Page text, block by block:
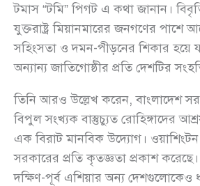
টমাস “টমি” পিগট এ কথা জানান।
যুক্তরাষ্ট্র মিয়ানমারের জনগণের
সহিংসতা ও দমন-পীড়নের শিকার হয়ে
অন্যান্য জাতিগোষ্ঠীর প্রতি দেশটির
তিনি আরও উল্লেখ করেন, বাংলাদেশ
বিপুল সংখ্যক বাস্তুচ্যুত রোহিঙ্গাদের
এক বিরাট মানবিক উদ্যোগ।
সরকারের প্রতি কৃতজ্ঞতা প্রকাশ
দক্ষিণ-পূর্ব এশিয়ার অন্য দেশগুলোকেও